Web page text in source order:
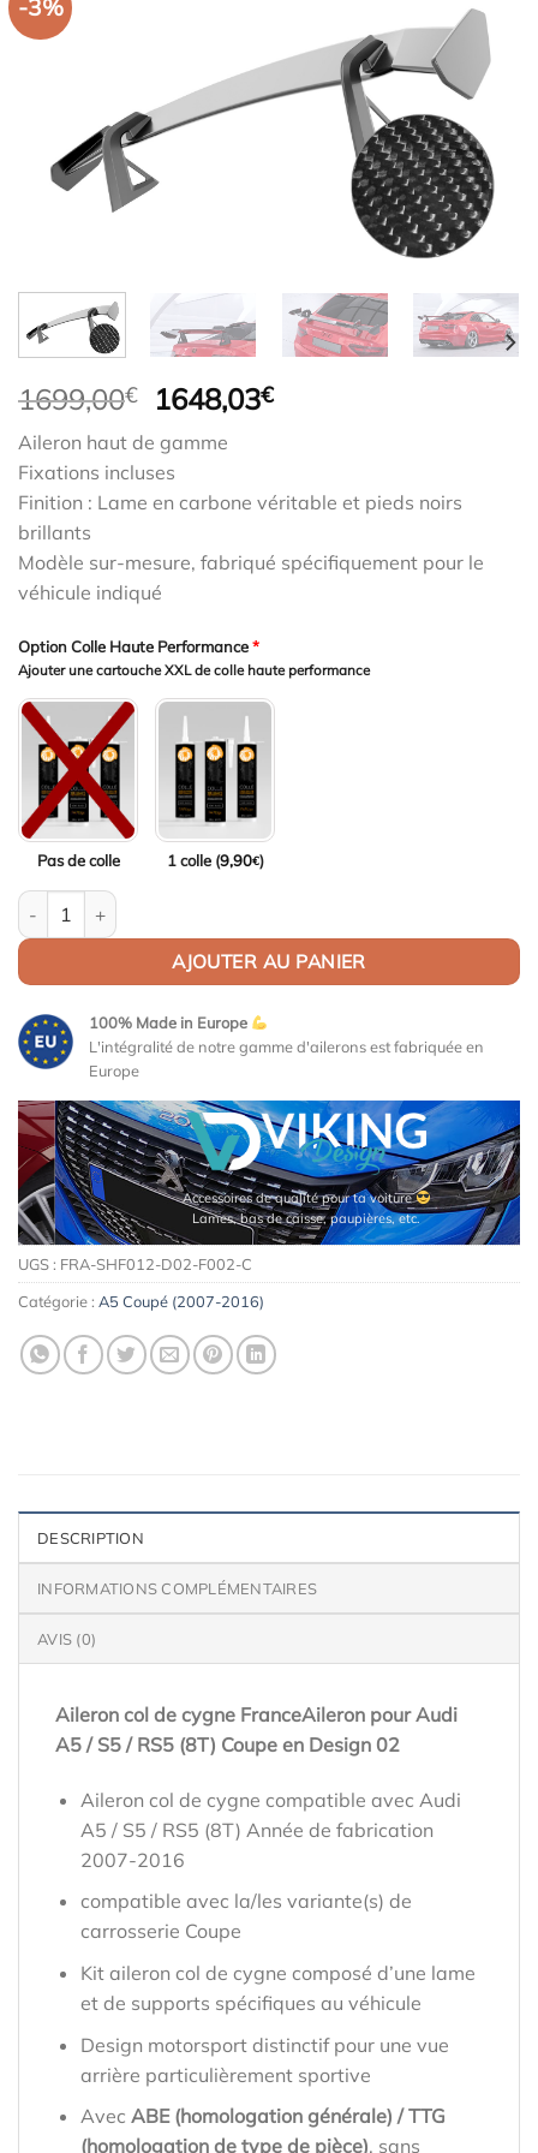
-3%
1699,00€
Le
initial
était :
1699,00€.
1648,03€Le
1648,03€.
Aileron haut de gamme
Fixations incluses
Finition : Lame en carbone véritable et pieds noirs
brillants
Modèle sur-mesure, fabriqué spécifiquement pour le
véhicule indiqué
Option Colle Haute Performance*
Ajouter une cartouche XXL de colle haute performance
Pas de colle 1 colle (9,90€)
quantité de Aileron Col de cygne V2 pour Audi A5 / S5 / RS5
AJOUTER AU PANIER
100% Made in Europe
L'intégralité de notre gamme d'ailerons est fabriquée en
Europe
Accessoires de qualité pour ta voiture
Lames, bas de caisse, paupières, etc.
UGS : FRA-SHF012-D02-F002-C
Catégorie : A5 Coupé (2007-2016)
DESCRIPTION
INFORMATIONS COMPLÉMENTAIRES
AVIS (0)
Aileron col de cygne FranceAileron pour Audi
A5 / S5 / RS5 (8T) Coupe en Design 02
Aileron col de cygne compatible avec Audi
A5 / S5 / RS5 (8T) Année de fabrication
2007-2016
compatible avec la/les variante(s) de
carrosserie Coupe
Kit aileron col de cygne composé d’une lame
et de supports spécifiques au véhicule
Design motorsport distinctif pour une vue
arrière particulièrement sportive
Avec ABE (homologation générale) / TTG
(homologation de type de pièce), sans